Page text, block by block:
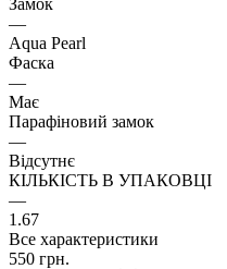
—
Aqua Pearl
Фаска
—
Має
Парафіновий замок
—
Відсутнє
КІЛЬКІСТЬ В УПАКОВЦІ
—
1.67
Все характеристики
550 грн.